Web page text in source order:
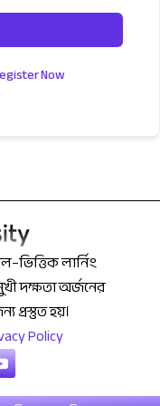
Now
লার্নিং
দক্ষতা অর্জনের
প্রস্তুত হয়।
Policy